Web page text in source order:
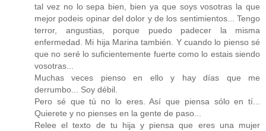
tal vez no lo sepa bien, bien ya que soys vosotras la que
mejor podeis opinar del dolor y de los sentimientos... Tengo
terror, angustias, porque puedo padecer la misma
enfermedad. Mi hija Marina también. Y cuando lo pienso sé
que no seré lo suficientemente fuerte como lo estais siendo
vosotras...
Muchas veces pienso en ello y hay días que me
derrumbo... Soy débil.
Pero sé que tú no lo eres. Así que piensa sólo en tí...
Quierete y no pienses en la gente de paso...
Relee el texto de tu hija y piensa que eres una mujer